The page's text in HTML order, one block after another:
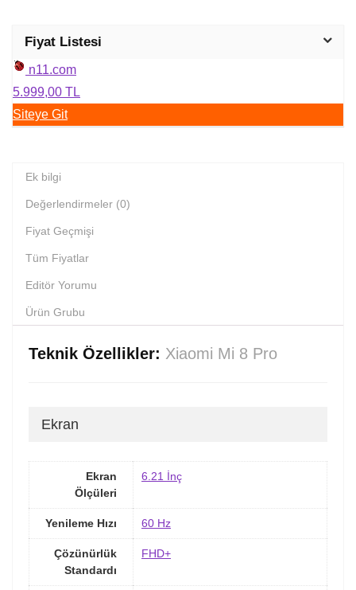
Fiyat Listesi
n11.com
5.999,00 TL
Siteye Git
Ek bilgi
Değerlendirmeler (0)
Fiyat Geçmişi
Tüm Fiyatlar
Editör Yorumu
Ürün Grubu
Teknik Özellikler: Xiaomi Mi 8 Pro
Ekran
Ekran
Ölçüleri
6.21 İnç
Yenileme Hızı 60 Hz
Çözünürlük
Standardı
FHD+